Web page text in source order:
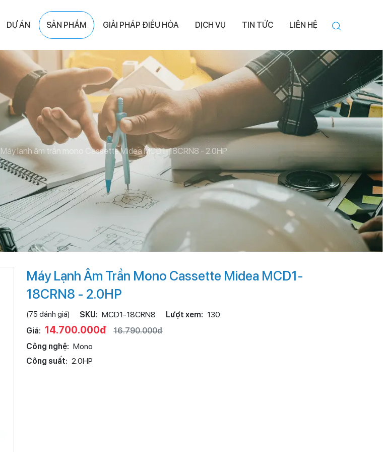
DỰ ÁN SẢN PHẨM GIẢI PHÁP ĐIỀU HÒA DỊCH VỤ TIN TỨC LIÊN HỆ
Máy lạnh âm trần mono Cassette Midea MCD1-18CRN8 - 2.0HP
Máy Lạnh Âm Trần Mono Cassette Midea MCD1-
18CRN8 - 2.0HP
(75 đánh giá) SKU: MCD1-18CRN8 Lượt xem: 130
Giá: 14.700.000đ
16.790.000đ
Công nghệ: Mono
Công suất: 2.0HP